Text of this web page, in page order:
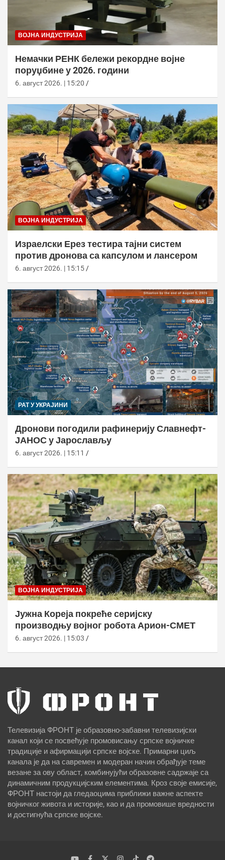
ВОЈНА ИНДУСТРИЈА
Немачки РЕНК бележи рекордне војне
поруџбине у 2026. години
6. август 2026. | 15:20
ВОЈНА ИНДУСТРИЈА
Израелски Ерез тестира тајни систем
против дронова са капсулом и лансером
6. август 2026. | 15:15
РАТ У УКРАЈИНИ
Дронови погодили рафинерију Славнефт-
ЈАНОС у Јарослављу
6. август 2026. | 15:11
ВОЈНА ИНДУСТРИЈА
Јужна Кореја покреће серијску
производњу војног робота Арион-СМЕТ
6. август 2026. | 15:03
Телевизија ФРОНТ је образовно-забавни телевизијски
канал који се посвећује промовисању српске војничке
традиције и афирмацији српске војске. Примарни циљ
канала је да на савремен и модеран начин обрађује теме
везане за ову област, комбинујући образовне садржаје са
динамичним продукцијским елементима. Кроз своје емисије,
ФРОНТ настоји да гледаоцима приближи важне аспекте
војничког живота и историје, као и да промовише вредности
и достигнућа српске војске.